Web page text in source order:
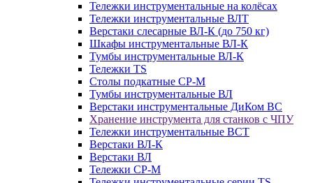
Тележки инструментальные на колёсах
Тележки инструментальные ВЛТ
Верстаки слесарные ВЛ-К (до 750 кг)
Шкафы инструментальные ВЛ-К
Тумбы инструментальные ВЛ-К
Тележки TS
Столы подкатные СР-М
Тумбы инструментальные ВЛ
Верстаки инструментальные ДиКом ВС
Хранение инструмента для станков с ЧПУ
Тележки инструментальные ВСТ
Верстаки ВЛ-К
Верстаки ВЛ
Тележки СР-М